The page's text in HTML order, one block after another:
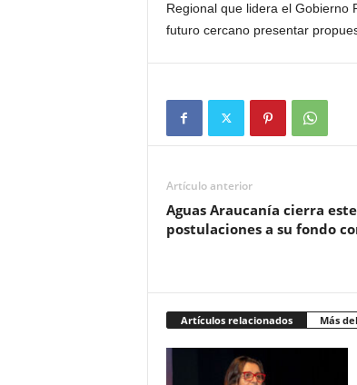
Regional que lidera el Gobierno
futuro cercano presentar
Artículo anterior
Aguas Araucanía cierra
postulaciones a su fondo
Artículos relacionados Más